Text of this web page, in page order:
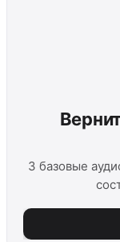
3 базовые